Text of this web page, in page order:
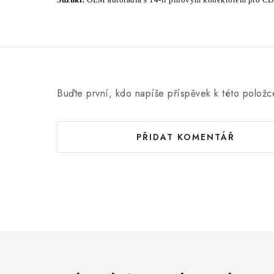
Buďte první, kdo napíše příspěvek k této
PŘIDAT KOMENTÁŘ